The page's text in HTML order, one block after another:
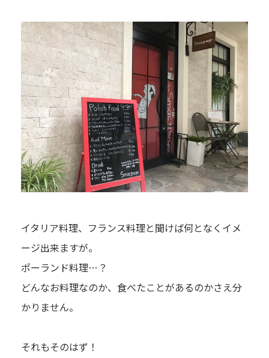
イタリア料理、フランス料理と聞けば何となくイメ
ージ出来ますが。
ポーランド料理…？
どんなお料理なのか、食べたことがあるのかさえ分
かりません。
それもそのはず！